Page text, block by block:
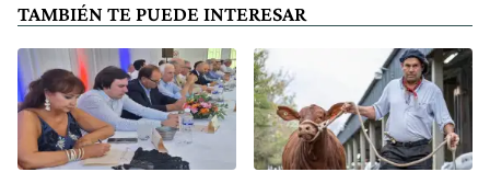
TAMBIÉN TE PUEDE INTERESAR